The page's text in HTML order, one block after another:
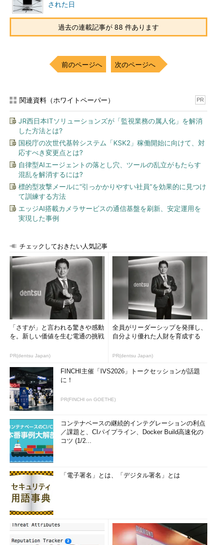
分）を使えない状態が続きます（
だところでいったん再起動され、次に75％まで進んだところでも
う一度再起動されます。
更新プログラムを構成しています XX％
れる
100％まで進むと「Windows 10にようこそ！」の画面が表示さ
）、その後、「デバイスのプライバシー設定の選択」
「Cortanaをパーソナルアシスタントとして設定しますか？」と
続き、サインイン画面が表示されます。初回サインイン時の全画
面表示の「ようこそ」画面が始まるとしばらく待たされ、その
後、アップグレードが完了します（画面7）。
画面6アカウントの確認ページ、プライバシーの設定、Co
rtanaの設定を行って完了
画面7通常より長い初回サインインが完了すると、この画
された日
過去の連載記事が 88 件あります
前のページへ 次のページへ
関連資料（ホワイトペーパー） PR
JR西日本ITソリューションズが「監視業務の属人化」を解消
した方法とは?
国税庁の次世代基幹システム「KSK2」稼働開始に向けて、対
応すべき変更点とは?
自律型AIエージェントの落とし穴、ツールの乱立がもたらす
混乱を解消するには?
標的型攻撃メールに“引っかかりやすい社員”を効果的に見つけ
て訓練する方法
エッジAI搭載カメラサービスの通信基盤を刷新、安定運用を
実現した事例
チェックしておきたい人気記事
「さすが」と言われる驚きや感動
を。新しい価値を生む電通の挑戦
PR(dentsu Japan)
全員がリーダーシップを発揮し、
自分より優れた人財を育成する
PR(dentsu Japan)
FINCHI主催「IVS2026」トークセッションが話題
に！
PR(FINCHI on GOETHE)
コンテナベースの継続的インテグレーションの利点
／課題と、CIパイプライン、Docker Build高速化の
コツ (1/2...
「電子署名」とは、「デジタル署名」とは